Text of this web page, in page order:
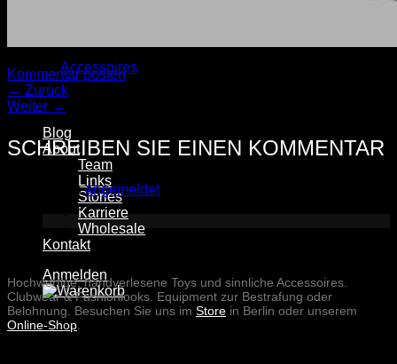
Accessoires
Blog
About
Team
Links
Stories
Karriere
Wholesale
Kontakt
Anmelden
Warenkorb
Trackbacks sind geschlossen, aber Sie können einen
Kommentar posten.
← Zurück
Weiter →
SCHREIBEN SIE EINEN KOMMENTAR
Sie müssenangemeldetsein, um einen Kommentar
abzugeben.
Hochwertige, handverlesene Toys und sinnliche Accessoires.
Clubwear & Fashionlooks. Equipment zur Bestrafung oder
Belohnung. Besuchen Sie uns im Store in Berlin oder unserem
Online-Shop